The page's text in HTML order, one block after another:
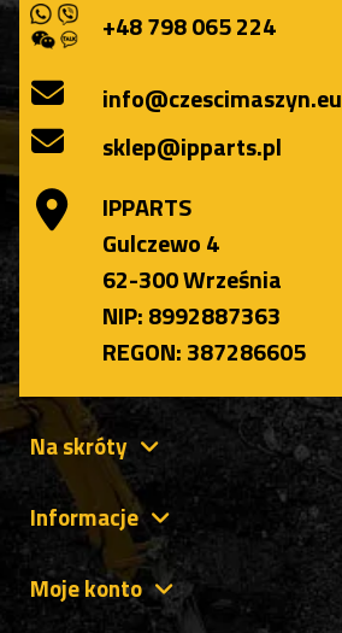
+48 798 065 224
info@czescimaszyn.eu
sklep@ipparts.pl
IPPARTS
Gulczewo 4
62-300 Września
NIP: 8992887363
REGON: 387286605
Na skróty
Informacje
Moje konto